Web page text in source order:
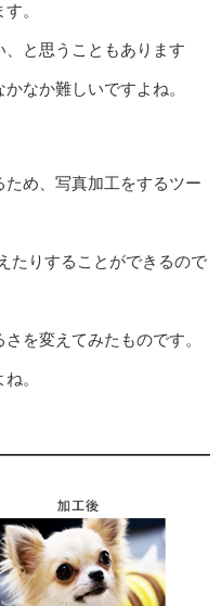
。
と思うこともあります
なか難しいですよね。
め、写真加工をするツー
たりすることができるので
を変えてみたものです。
。